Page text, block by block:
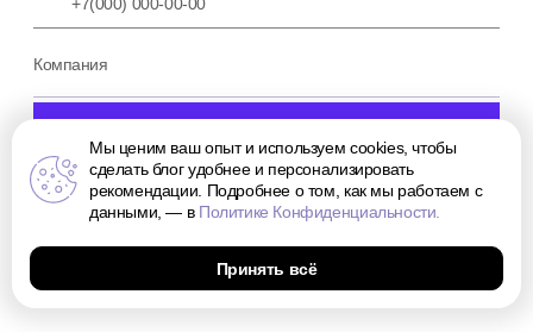
Мы ценим ваш опыт и используем cookies, чтобы
сделать блог удобнее и персонализировать
рекомендации. Подробнее о том, как мы работаем с
данными, — в Политике Конфиденциальности.
Принять всё